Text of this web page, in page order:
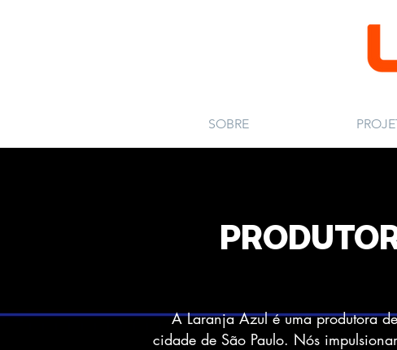
SOBRE
A Laranja Azul é uma produtora
cidade de São Paulo. Nós